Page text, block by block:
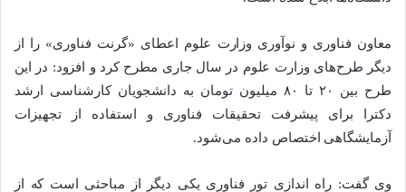
معاون فناوری و نوآوری وزارت علوم اعطای «گرنت فناوری» را از
دیگر طرح‌های وزارت علوم در سال جاری مطرح کرد و افزود: در این
طرح بین ۲۰ تا ۸۰ میلیون تومان به دانشجویان کارشناسی ارشد
دکترا برای پیشرفت تحقیقات فناوری و استفاده از تجهیزات
آزمایشگاهی اختصاص داده می‌شود.
وی گفت: راه اندازی تور فناوری یکی دیگر از مباحثی است که از